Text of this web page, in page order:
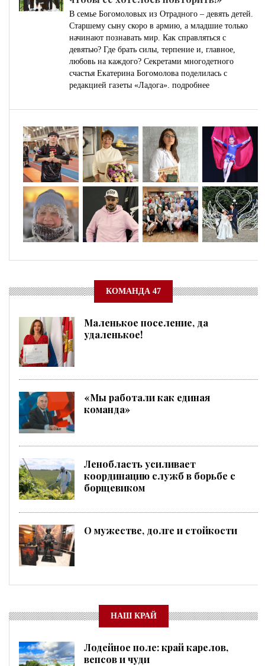
В семье Богомоловых из Отрадного – девять детей.
Старшему сыну скоро в армию, а младшие только
начинают познавать мир. Как справляться с
девятью? Где брать силы, терпение и, главное,
любовь на каждого? Секретами многодетного
счастья Екатерина Богомолова поделилась с
редакцией газеты «Ладога». подробнее
КОМАНДА 47
Маленькое поселение, да
удаленькое!
«Мы работали как единая
команда»
Ленобласть усиливает
координацию служб в борьбе с
борщевиком
О мужестве, долге и стойкости
НАШ КРАЙ
Лодейное поле: край карелов,
вепсов и чуди